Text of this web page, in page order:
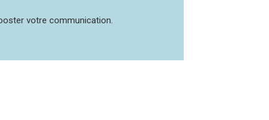
votre communication.